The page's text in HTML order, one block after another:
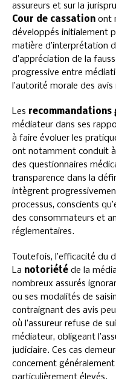
assureurs et sur la
Cour de cassation ont
développés initialement
matière d’interprétation
d’appréciation de la
progressive entre
l’autorité morale des avis
Les recommandations
médiateur dans ses
à faire évoluer les
ont notamment conduit
des questionnaires
transparence dans la
intègrent
processus, conscients
des consommateurs et
réglementaires.
Toutefois, l’efficacité
La notoriété de la
nombreux assurés
ou ses modalités de
contraignant des avis
où l’assureur refuse de
médiateur, obligeant
judiciaire. Ces cas
concernent
particulièrement élevés.